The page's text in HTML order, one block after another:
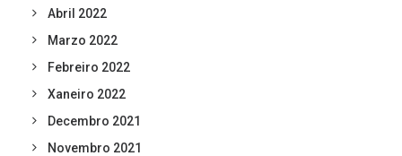
Abril 2022
Marzo 2022
Febreiro 2022
Xaneiro 2022
Decembro 2021
Novembro 2021